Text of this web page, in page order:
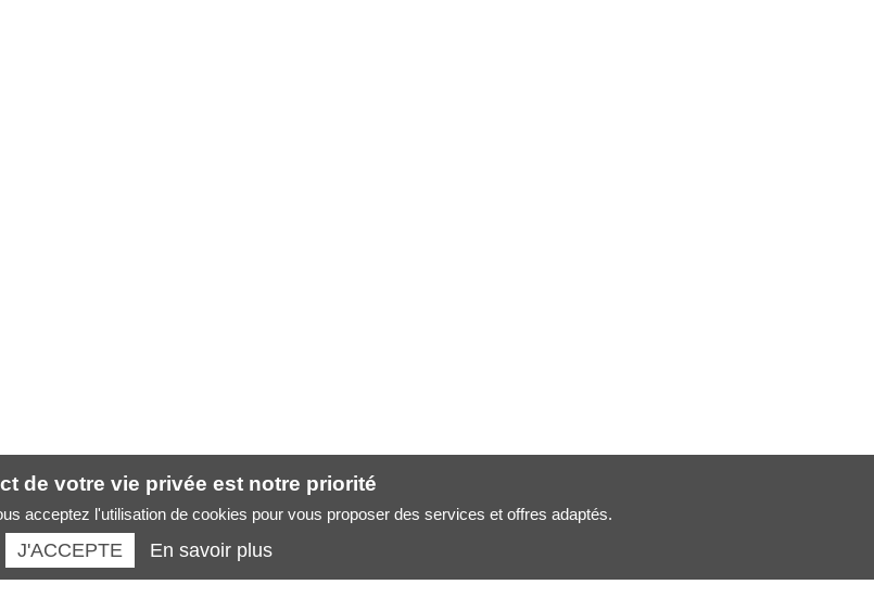
de votre vie privée est notre priorité
acceptez l'utilisation de cookies pour vous proposer des services et offres adaptés.
J'ACCEPTE En savoir plus